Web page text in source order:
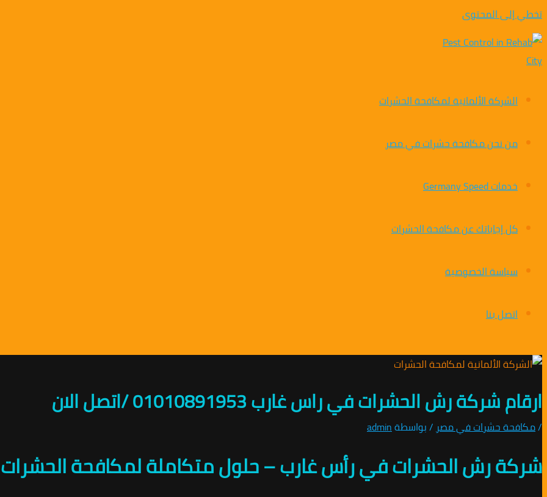
تخطي إلى المحتوى
الشركة الألمانية لمكافحة الحشرات
من نحن مكافحة حشرات في مصر
خدمات Germany Speed
كل إجاباتك عن مكافحة الحشرات
سياسة الخصوصية
اتصل بنا
ارقام شركة رش الحشرات في راس غارب 01010891953 /اتصل الان
/مكافحة حشرات في مصر/ بواسطةadmin
شركة رش الحشرات في رأس غارب – حلول متكاملة لمكافحة الحشرات